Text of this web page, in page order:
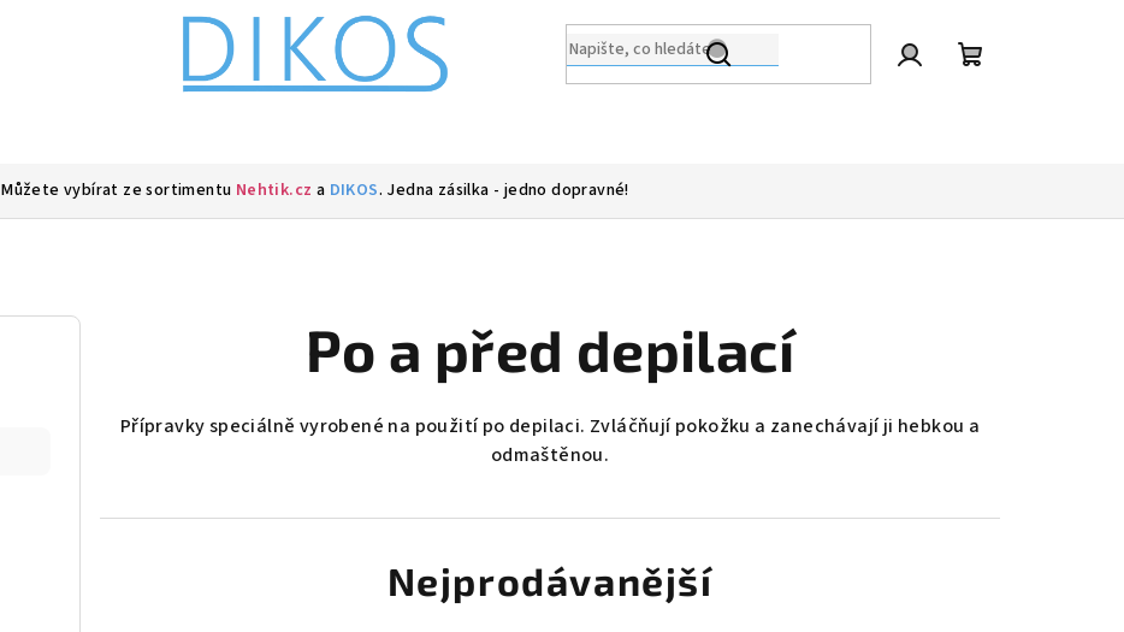
Můžete vybírat ze sortimentu Nehtik.cz a DIKOS. Jedna zásilka - jedno dopravné!
Po a před depilací
Přípravky speciálně vyrobené na použití po depilaci. Zvláčňují pokožku a zanechávají ji hebkou a
odmaštěnou.
Nejprodávanější